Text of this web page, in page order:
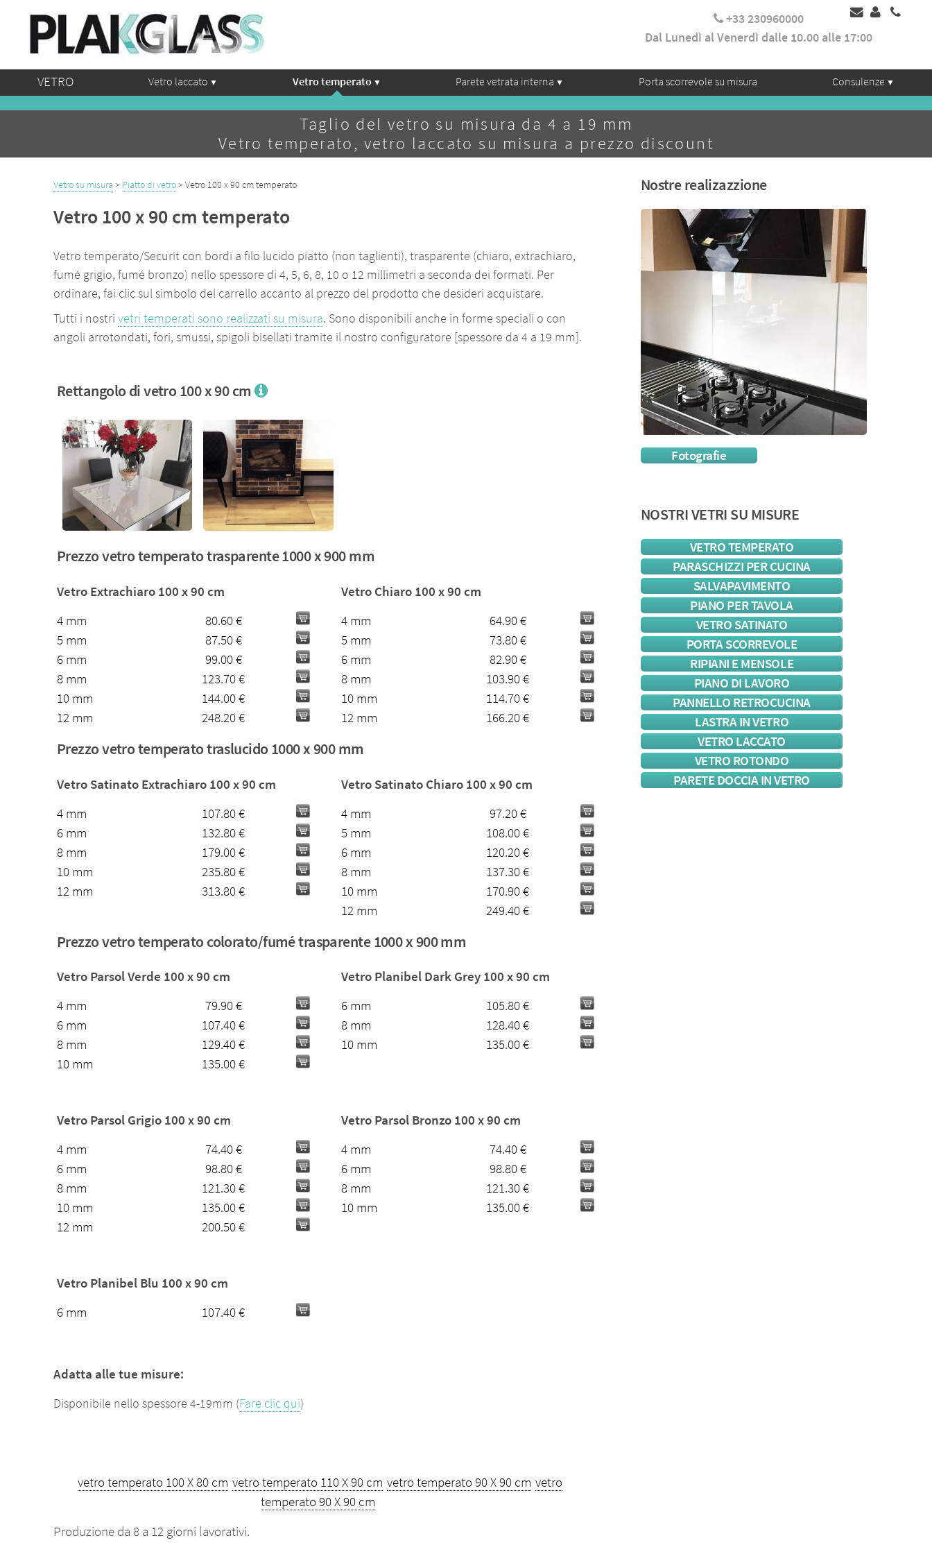
+33 230960000
Dal Lunedì al Venerdì dalle 10.00 alle 17:00
VETRO Vetro laccato Vetro temperato Parete vetrata interna Porta scorrevole su misura Consulenze
Taglio del vetro su misura da 4 a 19 mm
Vetro temperato, vetro laccato su misura a prezzo discount
Vetro su misura > Piatto di vetro> Vetro 100 x 90 cm temperato
Vetro 100 x 90 cm temperato
Vetro temperato/Securit con bordi a filo lucido piatto (non taglienti), trasparente (chiaro, extrachiaro,
fumé grigio, fumé bronzo) nello spessore di 4, 5, 6, 8, 10 o 12 millimetri a seconda dei formati. Per
ordinare, fai clic sul simbolo del carrello accanto al prezzo del prodotto che desideri acquistare.
Tutti i nostri vetri temperati sono realizzati su misura. Sono disponibili anche in forme speciali o con
angoli arrotondati, fori, smussi, spigoli bisellati tramite il nostro configuratore [spessore da 4 a 19 mm].
Rettangolo di vetro 100 x 90 cm
Prezzo vetro temperato trasparente 1000 x 900 mm
Vetro Extrachiaro 100 x 90 cm
4 mm
80.60 €
5 mm
87.50 €
6 mm
99.00 €
8 mm
123.70 €
10 mm
144.00 €
12 mm
248.20 €
Vetro Chiaro 100 x 90 cm
4 mm
64.90 €
5 mm
73.80 €
6 mm
82.90 €
8 mm
103.90 €
10 mm
114.70 €
12 mm
166.20 €
Prezzo vetro temperato traslucido 1000 x 900 mm
Vetro Satinato Extrachiaro 100 x 90 cm
4 mm
107.80 €
6 mm
132.80 €
8 mm
179.00 €
10 mm
235.80 €
12 mm
313.80 €
Vetro Satinato Chiaro 100 x 90 cm
4 mm
97.20 €
5 mm
108.00 €
6 mm
120.20 €
8 mm
137.30 €
10 mm
170.90 €
12 mm
249.40 €
Prezzo vetro temperato colorato/fumé trasparente 1000 x 900 mm
Vetro Parsol Verde 100 x 90 cm
4 mm
79.90 €
6 mm
107.40 €
8 mm
129.40 €
10 mm
135.00 €
Vetro Planibel Dark Grey 100 x 90 cm
6 mm
105.80 €
8 mm
128.40 €
10 mm
135.00 €
Vetro Parsol Grigio 100 x 90 cm
4 mm
74.40 €
6 mm
98.80 €
8 mm
121.30 €
10 mm
135.00 €
12 mm
200.50 €
Vetro Parsol Bronzo 100 x 90 cm
4 mm
74.40 €
6 mm
98.80 €
8 mm
121.30 €
10 mm
135.00 €
Vetro Planibel Blu 100 x 90 cm
6 mm
107.40 €
Adatta alle tue misure:
Disponibile nello spessore 4-19mm (Fare clic qui)
vetro temperato 100 X 80 cm vetro temperato 110 X 90 cm vetro temperato 90 X 90 cm vetro
temperato 90 X 90 cm
Produzione da 8 a 12 giorni lavorativi.
Nostre realizazzione
Fotografie
NOSTRI VETRI SU MISURE
VETRO TEMPERATO
PARASCHIZZI PER CUCINA
SALVAPAVIMENTO
PIANO PER TAVOLA
VETRO SATINATO
PORTA SCORREVOLE
RIPIANI E MENSOLE
PIANO DI LAVORO
PANNELLO RETROCUCINA
LASTRA IN VETRO
VETRO LACCATO
VETRO ROTONDO
PARETE DOCCIA IN VETRO